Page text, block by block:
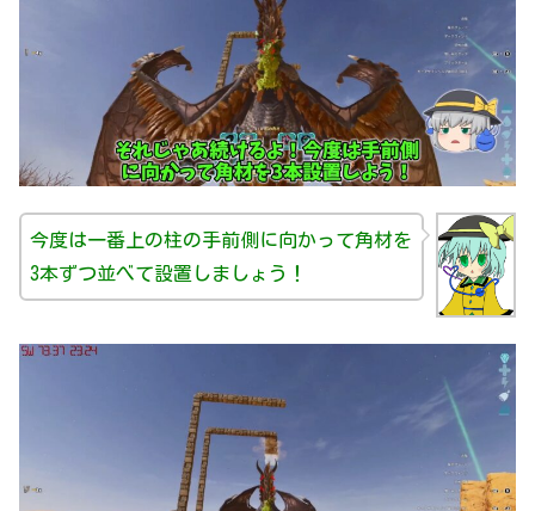
今度は一番上の柱の手前側に向かって角材を
3本ずつ並べて設置しましょう！